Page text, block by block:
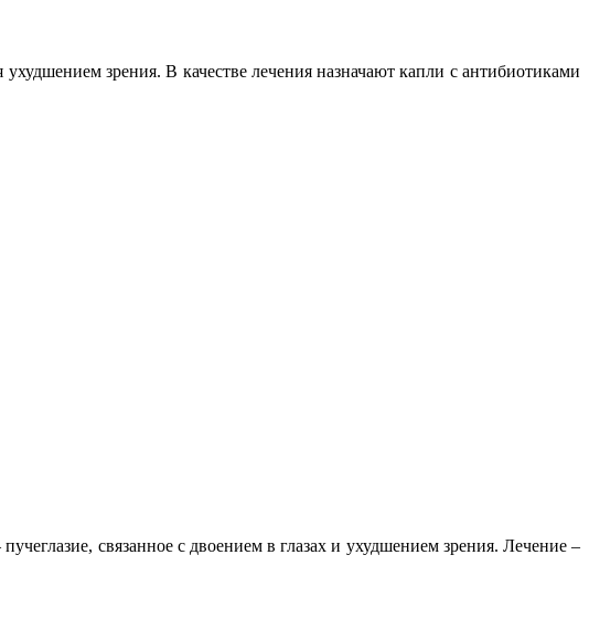
зрения. В качестве лечения назначают капли с антибиотиками
связанное с двоением в глазах и ухудшением зрения. Лечение –